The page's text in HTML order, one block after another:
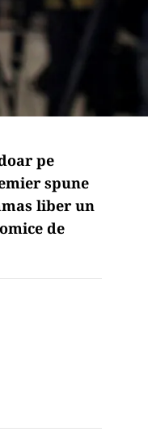
pe
spune
liber un
de